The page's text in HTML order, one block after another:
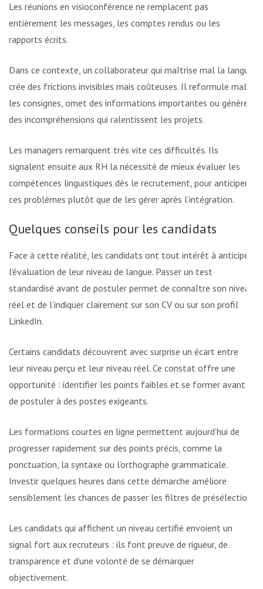
Les réunions en visioconférence ne remplacent pas
entièrement les messages, les comptes rendus ou les
rapports écrits.
Dans ce contexte, un collaborateur qui maîtrise mal la langue
crée des frictions invisibles mais coûteuses. Il reformule mal
les consignes, omet des informations importantes ou génère
des incompréhensions qui ralentissent les projets.
Les managers remarquent très vite ces difficultés. Ils
signalent ensuite aux RH la nécessité de mieux évaluer les
compétences linguistiques dès le recrutement, pour anticiper
ces problèmes plutôt que de les gérer après l’intégration.
Quelques conseils pour les candidats
Face à cette réalité, les candidats ont tout intérêt à anticiper
l’évaluation de leur niveau de langue. Passer un test
standardisé avant de postuler permet de connaître son niveau
réel et de l’indiquer clairement sur son CV ou sur son profil
LinkedIn.
Certains candidats découvrent avec surprise un écart entre
leur niveau perçu et leur niveau réel. Ce constat offre une
opportunité : identifier les points faibles et se former avant
de postuler à des postes exigeants.
Les formations courtes en ligne permettent aujourd’hui de
progresser rapidement sur des points précis, comme la
ponctuation, la syntaxe ou l’orthographe grammaticale.
Investir quelques heures dans cette démarche améliore
sensiblement les chances de passer les filtres de présélection.
Les candidats qui affichent un niveau certifié envoient un
signal fort aux recruteurs : ils font preuve de rigueur, de
transparence et d’une volonté de se démarquer
objectivement.